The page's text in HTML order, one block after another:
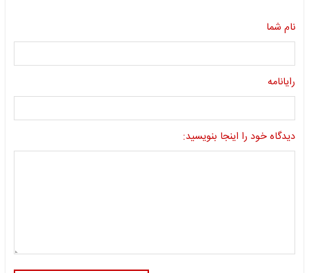
نام شما
رایانامه
دیدگاه خود را اینجا بنویسید: